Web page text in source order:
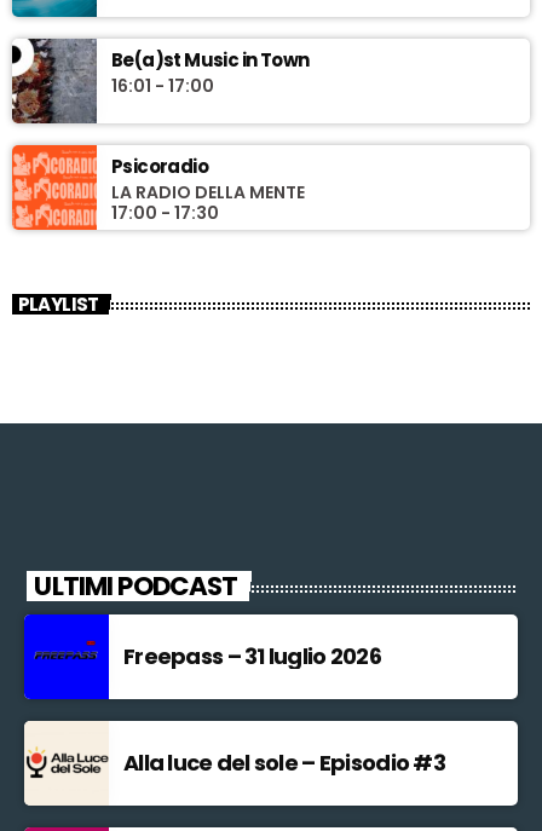
Be(a)st Music in Town
16:01 - 17:00
Psicoradio
LA RADIO DELLA MENTE
17:00 - 17:30
PLAYLIST
ULTIMI PODCAST
Freepass – 31 luglio 2026
Alla luce del sole – Episodio #3